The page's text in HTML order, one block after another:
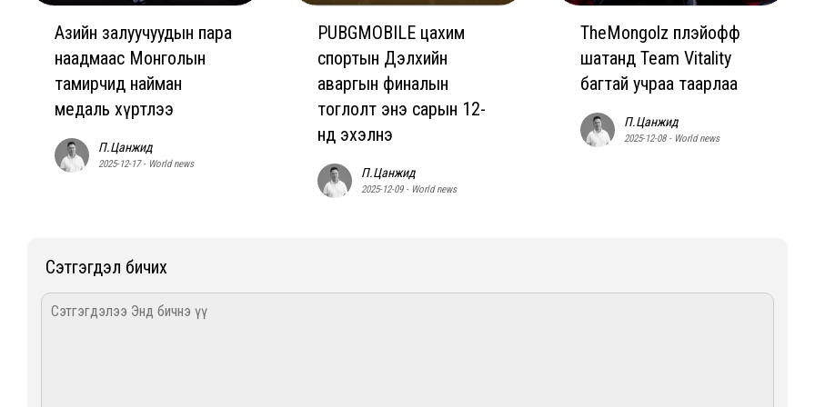
Азийн залуучуудын пара
наадмаас Монголын
тамирчид найман
медаль хүртлээ
П.Цанжид
2025-12-17 - World news
PUBGMOBILE цахим
спортын Дэлхийн
аваргын финалын
тоглолт энэ сарын 12-
нд эхэлнэ
П.Цанжид
2025-12-09 - World news
TheMongolz плэйофф
шатанд Team Vitality
багтай учраа таарлаа
П.Цанжид
2025-12-08 - World news
Сэтгэгдэл бичих